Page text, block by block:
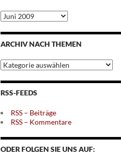
Archiv
nach
Monaten
ARCHIV NACH THEMEN
Archiv
nach
Themen
RSS-FEEDS
RSS – Beiträge
RSS – Kommentare
ODER FOLGEN SIE UNS AUF: